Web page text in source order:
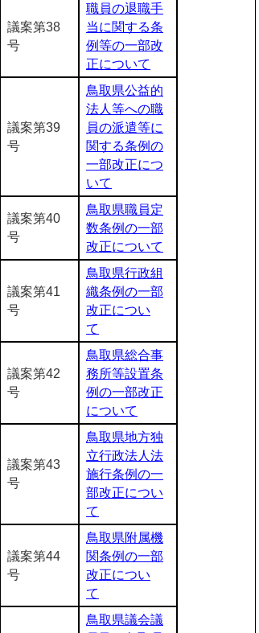
議案第38
号
職員の退職手
当に関する条
例等の一部改
正について
議案第39
号
鳥取県公益的
法人等への職
員の派遣等に
関する条例の
一部改正につ
いて
議案第40
号
鳥取県職員定
数条例の一部
改正について
議案第41
号
鳥取県行政組
織条例の一部
改正につい
て
議案第42
号
鳥取県総合事
務所等設置条
例の一部改正
について
議案第43
号
鳥取県地方独
立行政法人法
施行条例の一
部改正につい
て
議案第44
号
鳥取県附属機
関条例の一部
改正につい
て
鳥取県議会議